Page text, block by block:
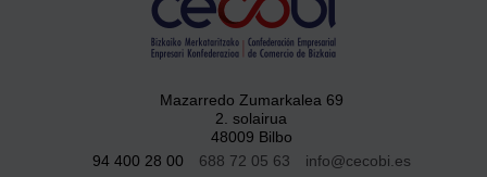
Mazarredo Zumarkalea 69
2. solairua
48009 Bilbo
94 400 28 00
688 72 05 63 info@cecobi.es